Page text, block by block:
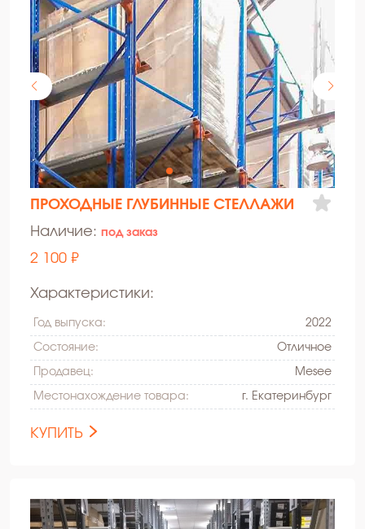
ПРОХОДНЫЕ ГЛУБИННЫЕ СТЕЛЛАЖИ
Наличие: под заказ
2 100 ₽
Характеристики:
Год выпуска: 2022
Состояние: Oтличное
Продавец: Mesee
Местонахождение товара: г. Екатеринбург
КУПИТЬ